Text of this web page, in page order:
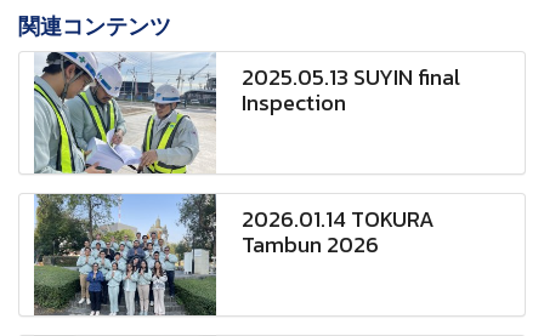
関連コンテンツ
2025.05.13 SUYIN final
Inspection
2026.01.14 TOKURA
Tambun 2026